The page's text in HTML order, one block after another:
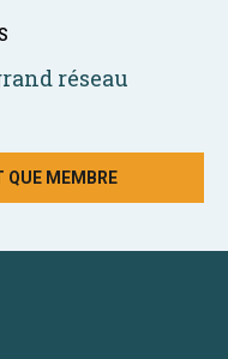
réseau
QUE MEMBRE